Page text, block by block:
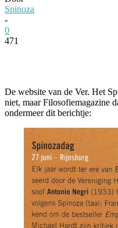
Spinoza
-
0
471
De website van de Ver. Het
niet, maar Filosofiemagazine
ondermeer dit berichtje: